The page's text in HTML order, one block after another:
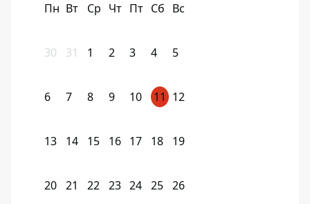
Пн Вт Ср Чт Пт Сб Вс
30 31 1 2 3 4 5
6 7 8 9 10 11 12
13 14 15 16 17 18 19
20 21 22 23 24 25 26